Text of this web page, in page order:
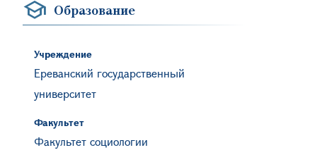
Образование
Учреждение
Ереванский государственный
университет
Факультет
Факультет социологии